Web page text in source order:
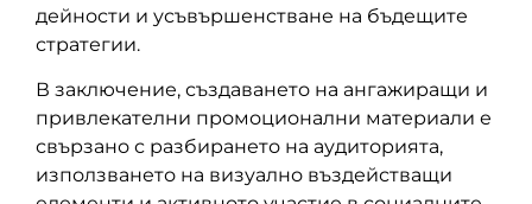
дейности и усъвършенстване на бъдещите
стратегии.
В заключение, създаването на ангажиращи и
привлекателни промоционални материали е
свързано с разбирането на аудиторията,
използването на визуално въздействащи